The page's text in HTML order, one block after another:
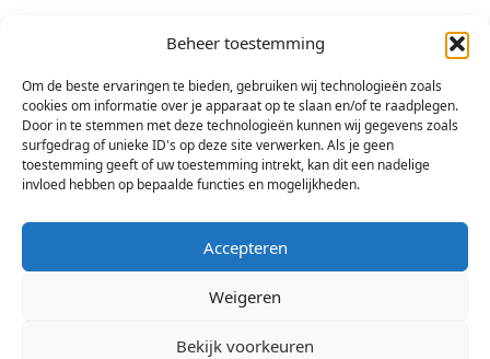
Beheer toestemming
Om de beste ervaringen te bieden, gebruiken wij technologieën zoals
cookies om informatie over je apparaat op te slaan en/of te raadplegen.
Door in te stemmen met deze technologieën kunnen wij gegevens zoals
surfgedrag of unieke ID's op deze site verwerken. Als je geen
toestemming geeft of uw toestemming intrekt, kan dit een nadelige
invloed hebben op bepaalde functies en mogelijkheden.
Accepteren
Weigeren
Bekijk voorkeuren